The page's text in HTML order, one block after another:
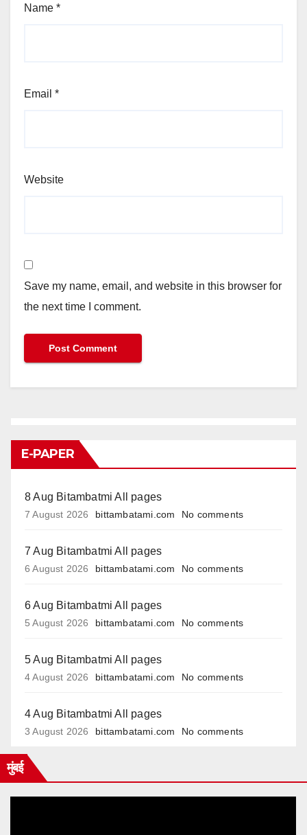
Name *
Email *
Website
Save my name, email, and website in this browser for
the next time I comment.
E-PAPER
8 Aug Bitambatmi All pages
7 August 2026 bittambatami.com No comments
7 Aug Bitambatmi All pages
6 August 2026 bittambatami.com No comments
6 Aug Bitambatmi All pages
5 August 2026 bittambatami.com No comments
5 Aug Bitambatmi All pages
4 August 2026 bittambatami.com No comments
4 Aug Bitambatmi All pages
3 August 2026 bittambatami.com No comments
मुंबई